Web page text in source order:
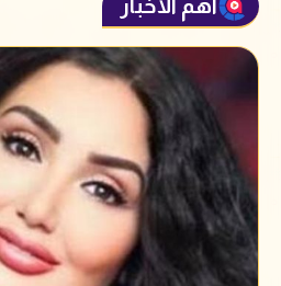
أهم الأخبار